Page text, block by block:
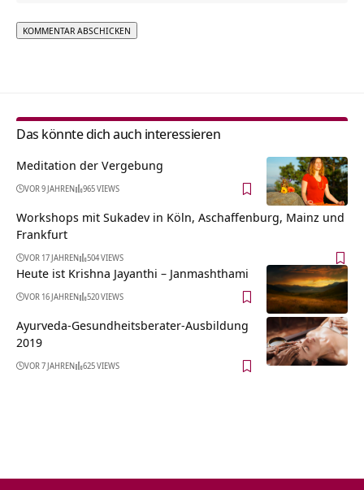
Das könnte dich auch interessieren
Meditation der Vergebung
VOR 9 JAHREN 965 VIEWS
Workshops mit Sukadev in Köln, Aschaffenburg, Mainz und
Frankfurt
VOR 17 JAHREN 504 VIEWS
Heute ist Krishna Jayanthi – Janmashthami
VOR 16 JAHREN 520 VIEWS
Ayurveda-Gesundheitsberater-Ausbildung
2019
VOR 7 JAHREN 625 VIEWS